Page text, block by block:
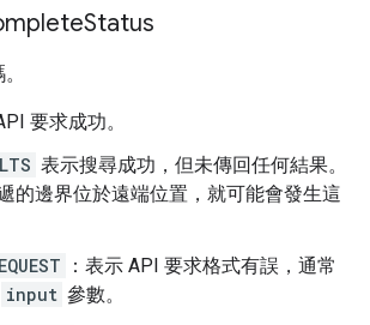
"offset": 7, "value"
"OK",
Status
要求成功。
表示搜尋成功，但未傳回任何結果。
的邊界位於遠端位置，就可能會發生這
：表示 API 要求格式有誤，通常
input 參數。